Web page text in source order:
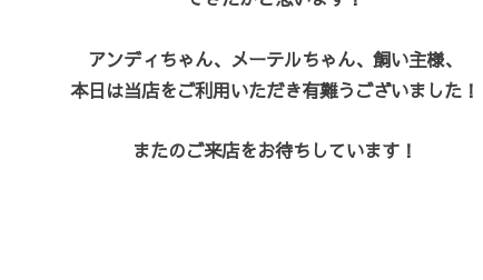
アンディちゃん、メーテルちゃん、飼い主様、
本日は当店をご利用いただき有難うございました！
またのご来店をお待ちしています！